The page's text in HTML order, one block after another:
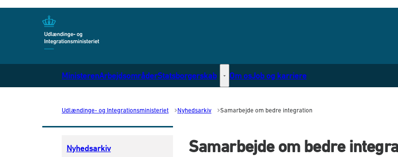
MinisterenArbejdsområderStatsborgerskab Statsborgerskab - Flere links
Om osJob og karriere
Udlændinge- og Integrationsministeriet Nyhedsarkiv Samarbejde om bedre integration
Nyhedsarkiv Samarbejde om bedre